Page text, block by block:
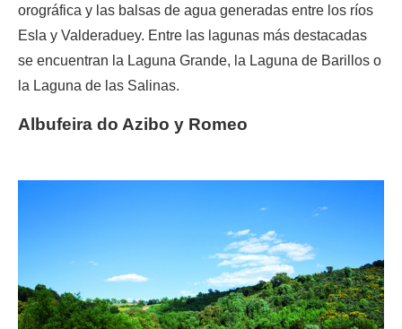
orográfica y las balsas de agua generadas entre los ríos
Esla y Valderaduey. Entre las lagunas más destacadas
se encuentran la Laguna Grande, la Laguna de Barillos o
la Laguna de las Salinas.
Albufeira do Azibo y Romeo